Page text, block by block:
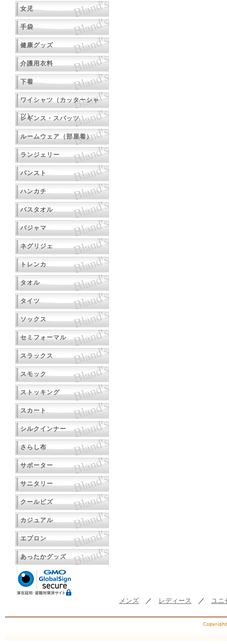
女児
手袋
健康グッズ
介護用衣料
下着
ワイシャツ（カッターシャ
ツ）
レギンス・スパッツ
ルームウェア（部屋着）
ランジェリー
パンスト
ハンカチ
バスタオル
パジャマ
ネグリジェ
トレンカ
タオル
タイツ
ソックス
セミフォーマル
スラックス
スモック
ストッキング
スカート
シルクインナー
さらし布
サポーター
サニタリー
クールビズ
カジュアル
エプロン
あったかグッズ
メンズ ／ レディース ／ ユニ